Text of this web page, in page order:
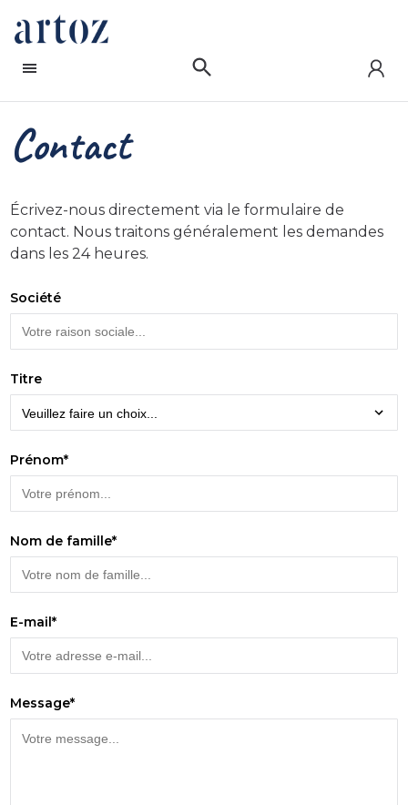
Contact
Écrivez-nous directement via le formulaire de
contact. Nous traitons généralement les demandes
dans les 24 heures.
Société
Titre
Prénom*
Nom de famille*
E-mail*
Message*